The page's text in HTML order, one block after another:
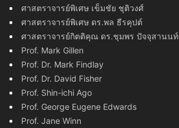
ศาสตราจารย์พิเศษ เข็มชัย ชุติวงศ์
ศาสตราจารย์พิเศษ ดร.พล ธีรคุปต์
ศาสตราจารย์กิตติคุณ ดร.ชุมพร ปัจจุสานนท์
Prof. Mark Gillen
Prof. Dr. Mark Findlay
Prof. Dr. David Fisher
Prof. Shin-ichi Ago
Prof. George Eugene Edwards
Prof. Jane Winn